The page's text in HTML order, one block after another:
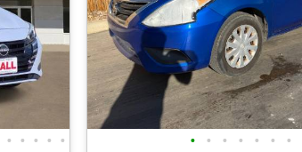
• • • • • • • • • • • •